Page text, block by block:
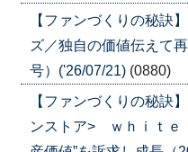
【ファンづくりの秘
ズ／独自の価値伝えて
号）('26/07/21) (0880)
【ファンづくりの秘
ンストア> ｗｈｉｔｅ